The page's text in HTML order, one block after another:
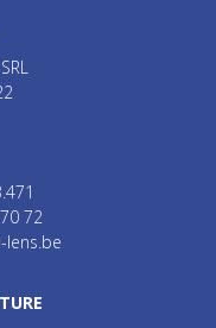
72
lens.be